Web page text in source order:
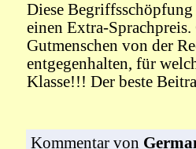
Diese
einen Extra-
Gutmenschen von der
entgegenhalten, für
Klasse!!! Der beste
Kommentar von